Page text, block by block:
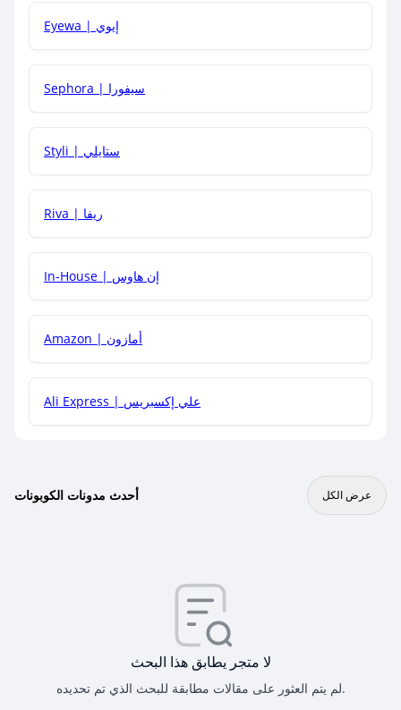
هل يمكنني جمع كود خصم مع العروض الأخرى؟
Eyewa | إيوي
Sephora | سيفورا
Styli | ستايلي
Riva | ريفا
In-House | إن هاوس
Amazon | أمازون
Ali Express | علي إكسبريس
أحدث مدونات الكوبونات عرض الكل
لا متجر يطابق هذا البحث
لم يتم العثور على مقالات مطابقة للبحث الذي تم تحديده.